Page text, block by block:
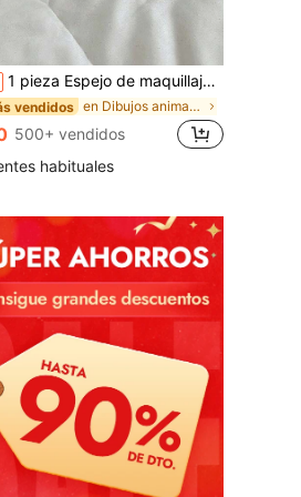
1 pieza Espejo de maquillaje plegable compacto con patrón de superficie de agua, estilo Y2K, regalo unisex, maquillaje, barato, decoración de habitación, tocador, viaje, dormitorio, accesorios de maquillaje, espejo, espejo de tocador, mini espejo, espejo compacto, espejo pequeño, espejo de mano, barato, rellenos de calcetines, maquillaje, herramientas de maquillaje, cosas baratas, regalos, regalos para mujeres, regalos de Navidad, sorteos, viaje, cosas baratas, artículos esenciales de viaje
vendidos en Dibujos animados Espejos de maquillaje personal
500+ vendidos
habituales